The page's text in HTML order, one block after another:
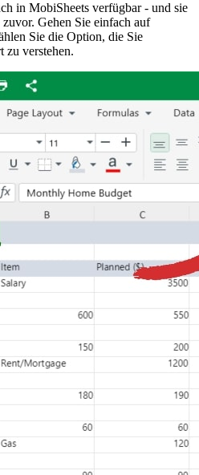
in MobiSheets verfügbar - und sie
Gehen Sie einfach auf
Sie die Option, die Sie
zu verstehen.